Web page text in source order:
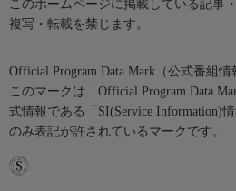
このホームページに掲載している記事
複写・転載を禁じます。
Official Program Data Mark（公式番組情
このマークは「Official Program Data
式情報である「SI(Service Information)
のみ表記が許されているマークです。